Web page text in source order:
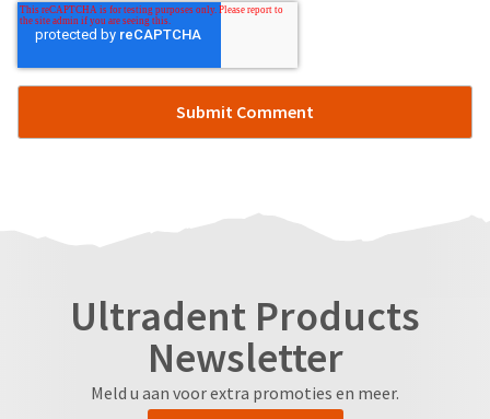
Ultradent Products
Newsletter
Meld u aan voor extra promoties en meer.